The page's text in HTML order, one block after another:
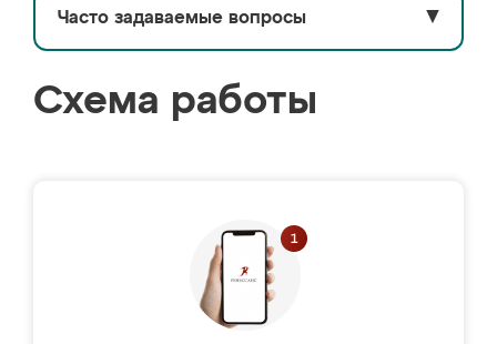
Часто задаваемые вопросы ▼
Схема работы